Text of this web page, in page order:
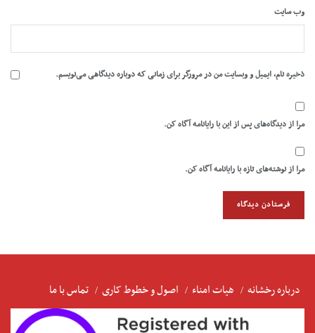
وب‌ سایت
ذخیره نام، ایمیل و وبسایت من در مرورگر برای زمانی که دوباره دیدگاهی می‌نویسم.
مرا از دیدگاه‌های پس از این با رایانامه آگاه کن.
مرا از نوشته‌های تازه با رایانامه آگاه کن.
درباره رخشانه هیات امناء اصول و خطوط کاری تماس با ما